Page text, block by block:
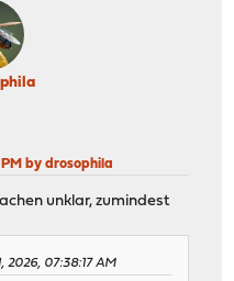
PM by drosophila
unklar, zumindest
2026, 07:38:17 AM